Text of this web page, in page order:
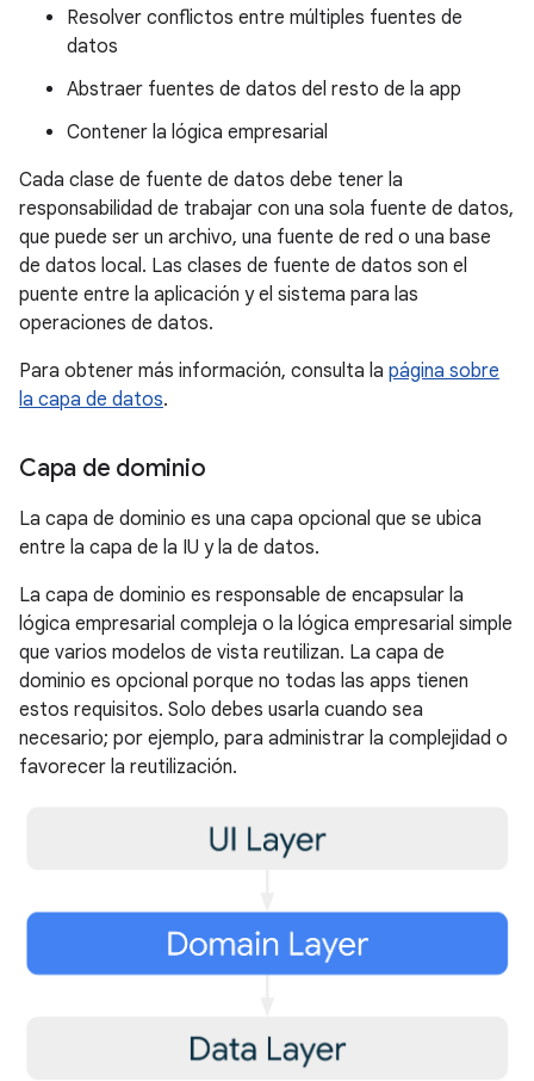
Resolver conflictos entre múltiples fuentes de
datos
Abstraer fuentes de datos del resto de la app
Contener la lógica empresarial
Cada clase de fuente de datos debe tener la
responsabilidad de trabajar con una sola fuente de datos,
que puede ser un archivo, una fuente de red o una base
de datos local. Las clases de fuente de datos son el
puente entre la aplicación y el sistema para las
operaciones de datos.
Para obtener más información, consulta la página sobre
la capa de datos.
Capa de dominio
La capa de dominio es una capa opcional que se ubica
entre la capa de la IU y la de datos.
La capa de dominio es responsable de encapsular la
lógica empresarial compleja o la lógica empresarial simple
que varios modelos de vista reutilizan. La capa de
dominio es opcional porque no todas las apps tienen
estos requisitos. Solo debes usarla cuando sea
necesario; por ejemplo, para administrar la complejidad o
favorecer la reutilización.